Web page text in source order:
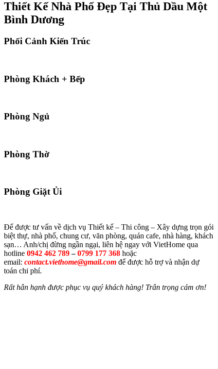
Thiết Kế Nhà Phố Đẹp Tại Thủ Dầu Một
Bình Dương
Phối Cảnh Kiến Trúc
Phòng Khách + Bếp
Phòng Ngủ
Phòng Thờ
Phòng Giặt Ủi
Để được tư vấn về dịch vụ Thiết kế – Thi công – Xây dựng trọn gói
biệt thự, nhà phố, chung cư, văn phòng, quán cafe, nhà hàng, khách
sạn… Anh/chị đừng ngần ngại, liên hệ ngay với VietHome qua
hotline 0942 462 789–0799 177 368 hoặc
email: contact.viethome@gmail.com để được hỗ trợ và nhận dự
toán chi phí.
Rất hân hạnh được phục vụ quý khách hàng! Trân trọng cám ơn!